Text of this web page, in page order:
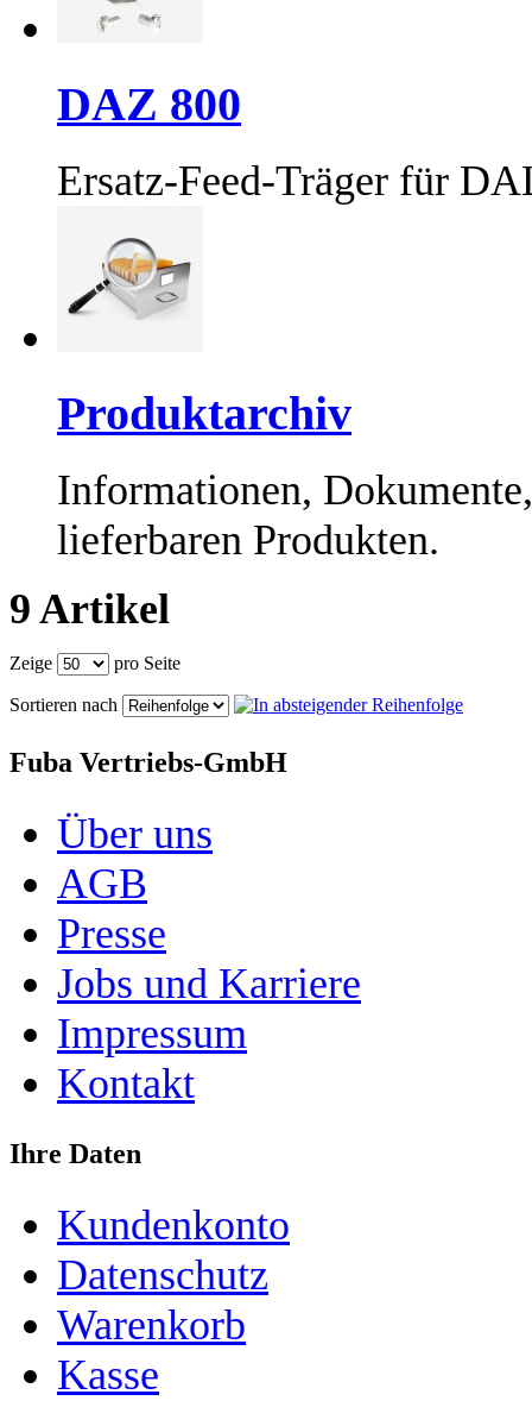
DAZ 800
Ersatz-Feed-Träger für
Produktarchiv
Informationen,
lieferbaren Produkten.
9 Artikel
Zeige pro Seite
Sortieren nach
Fuba Vertriebs-GmbH
Über uns
AGB
Presse
Jobs und Karriere
Impressum
Kontakt
Ihre Daten
Kundenkonto
Datenschutz
Warenkorb
Kasse